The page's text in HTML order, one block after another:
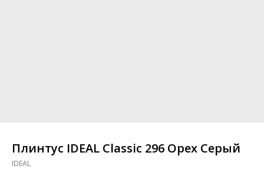
Плинтус IDEAL Classic 296 Орех Серый
IDEAL